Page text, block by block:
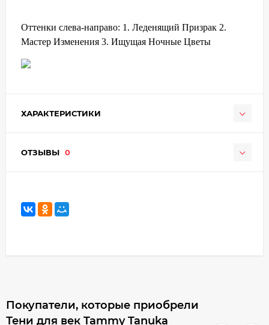
Оттенки слева-направо: 1. Леденящий Призрак 2.
Мастер Изменения 3. Ищущая Ночные Цветы
ХАРАКТЕРИСТИКИ
ОТЗЫВЫ 0
Покупатели, которые приобрели
Тени для век Tammy Tanuka